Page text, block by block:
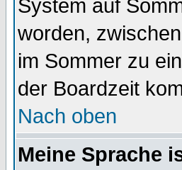
System auf
worden,
im Sommer zu
der Boardzeit
Nach oben
Meine Sprache